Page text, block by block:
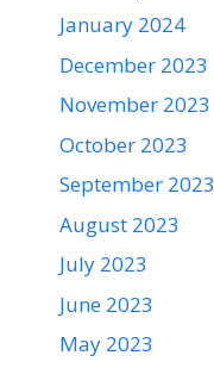
January 2024
December 2023
November 2023
October 2023
September 2023
August 2023
July 2023
June 2023
May 2023